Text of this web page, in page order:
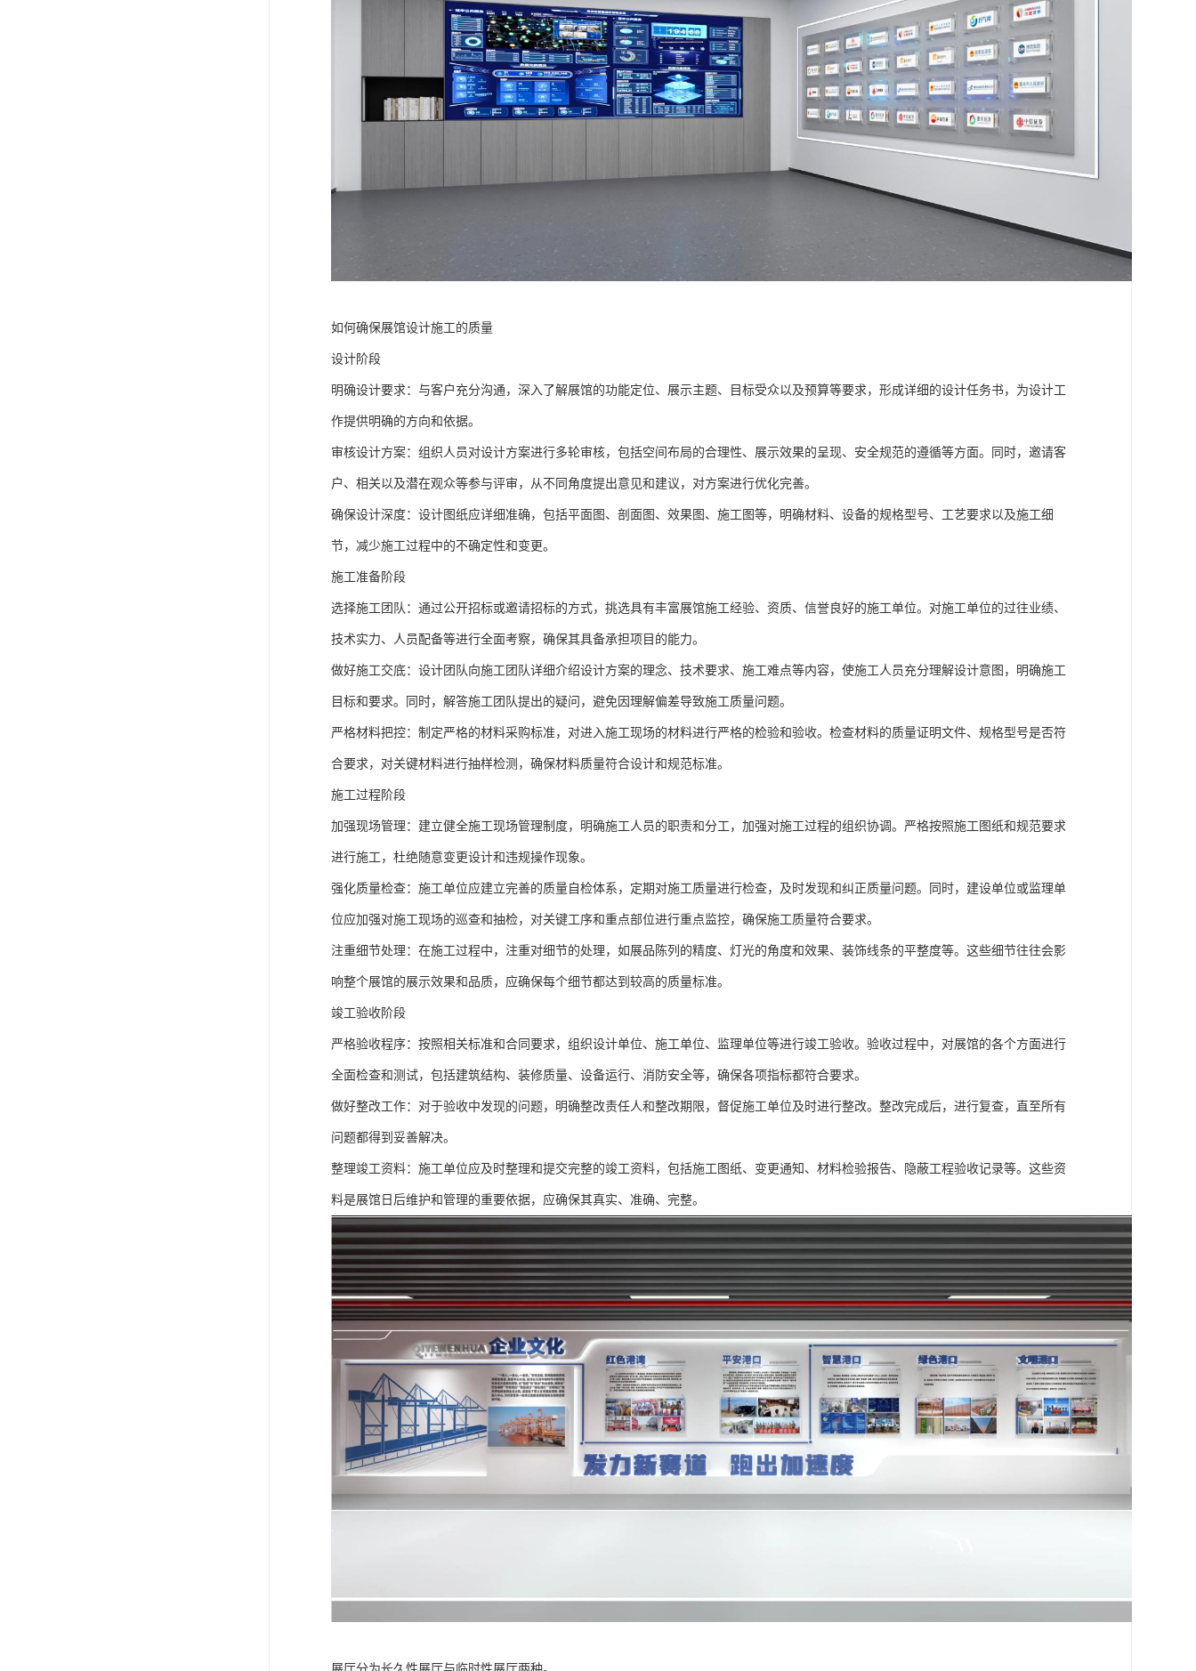
如何确保展馆设计施工的质量
设计阶段
明确设计要求：与客户充分沟通，深入了解展馆的功能定位、展示主题、目标受众以及预算等要求，形成详细的设计任务书，为设计工
作提供明确的方向和依据。
审核设计方案：组织人员对设计方案进行多轮审核，包括空间布局的合理性、展示效果的呈现、安全规范的遵循等方面。同时，邀请客
户、相关以及潜在观众等参与评审，从不同角度提出意见和建议，对方案进行优化完善。
确保设计深度：设计图纸应详细准确，包括平面图、剖面图、效果图、施工图等，明确材料、设备的规格型号、工艺要求以及施工细
节，减少施工过程中的不确定性和变更。
施工准备阶段
选择施工团队：通过公开招标或邀请招标的方式，挑选具有丰富展馆施工经验、资质、信誉良好的施工单位。对施工单位的过往业绩、
技术实力、人员配备等进行全面考察，确保其具备承担项目的能力。
做好施工交底：设计团队向施工团队详细介绍设计方案的理念、技术要求、施工难点等内容，使施工人员充分理解设计意图，明确施工
目标和要求。同时，解答施工团队提出的疑问，避免因理解偏差导致施工质量问题。
严格材料把控：制定严格的材料采购标准，对进入施工现场的材料进行严格的检验和验收。检查材料的质量证明文件、规格型号是否符
合要求，对关键材料进行抽样检测，确保材料质量符合设计和规范标准。
施工过程阶段
加强现场管理：建立健全施工现场管理制度，明确施工人员的职责和分工，加强对施工过程的组织协调。严格按照施工图纸和规范要求
进行施工，杜绝随意变更设计和违规操作现象。
强化质量检查：施工单位应建立完善的质量自检体系，定期对施工质量进行检查，及时发现和纠正质量问题。同时，建设单位或监理单
位应加强对施工现场的巡查和抽检，对关键工序和重点部位进行重点监控，确保施工质量符合要求。
注重细节处理：在施工过程中，注重对细节的处理，如展品陈列的精度、灯光的角度和效果、装饰线条的平整度等。这些细节往往会影
响整个展馆的展示效果和品质，应确保每个细节都达到较高的质量标准。
竣工验收阶段
严格验收程序：按照相关标准和合同要求，组织设计单位、施工单位、监理单位等进行竣工验收。验收过程中，对展馆的各个方面进行
全面检查和测试，包括建筑结构、装修质量、设备运行、消防安全等，确保各项指标都符合要求。
做好整改工作：对于验收中发现的问题，明确整改责任人和整改期限，督促施工单位及时进行整改。整改完成后，进行复查，直至所有
问题都得到妥善解决。
整理竣工资料：施工单位应及时整理和提交完整的竣工资料，包括施工图纸、变更通知、材料检验报告、隐蔽工程验收记录等。这些资
料是展馆日后维护和管理的重要依据，应确保其真实、准确、完整。